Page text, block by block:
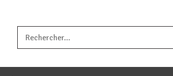
ataco umariye umuryango wawe canke
»